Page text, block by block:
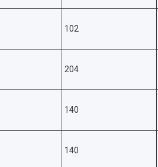
102
204
140
140